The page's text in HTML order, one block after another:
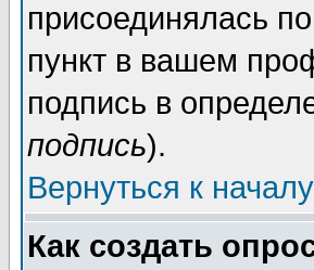
присоединялась
пункт в вашем
подпись в
подпись).
Вернуться к началу
Как создать